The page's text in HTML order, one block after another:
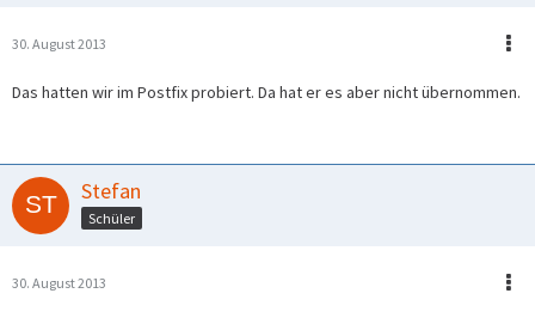
30. August 2013
Das hatten wir im Postfix probiert. Da hat er es aber nicht übernommen.
Stefan
Schüler
30. August 2013